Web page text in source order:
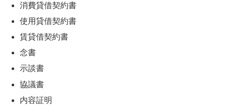
消費貸借契約書
使用貸借契約書
賃貸借契約書
念書
示談書
協議書
内容証明